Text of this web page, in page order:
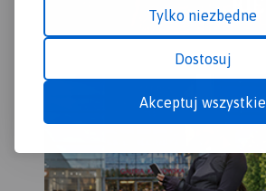
Tylko niezbędne
Dostosuj
Akceptuj wszystkie